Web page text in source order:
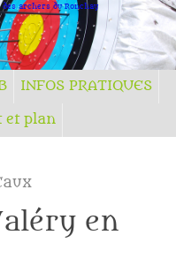
des archers du Ronchay
INFOS PRATIQUES
et plan
en